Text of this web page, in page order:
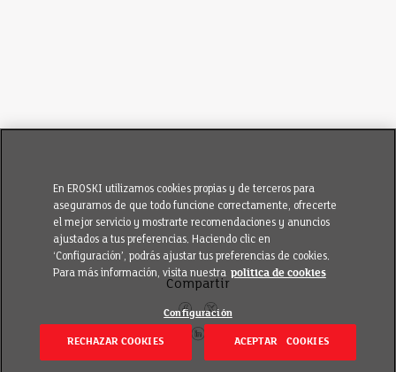
Compartir
En EROSKI utilizamos cookies propias y de terceros para
asegurarnos de que todo funcione correctamente, ofrecerte
el mejor servicio y mostrarte recomendaciones y anuncios
ajustados a tus preferencias. Haciendo clic en
‘Configuración’, podrás ajustar tus preferencias de cookies.
Para más información, visita nuestra política de cookies
Configuración
RECHAZAR COOKIES ACEPTAR COOKIES